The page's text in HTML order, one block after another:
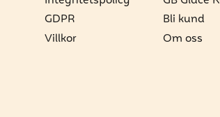
GDPR
Villkor
Bli kund
Om oss